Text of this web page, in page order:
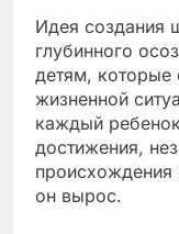
Идея создания
глубинного
детям, которые
жизненной
каждый
достижения,
происхождения
он вырос.